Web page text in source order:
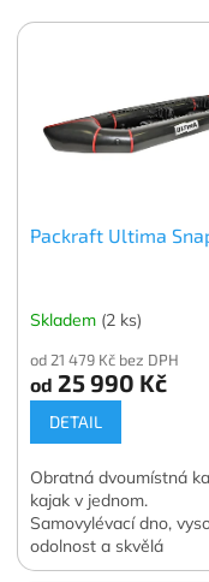
V
Packraft Ultima
Skladem (2 ks)
od 21 479 Kč bez DPH
od 25 990 Kč
DETAIL
Obratná dvoumístná
kajak v jednom.
Samovylévací dno,
odolnost a skvělá
ovladatelnost až do